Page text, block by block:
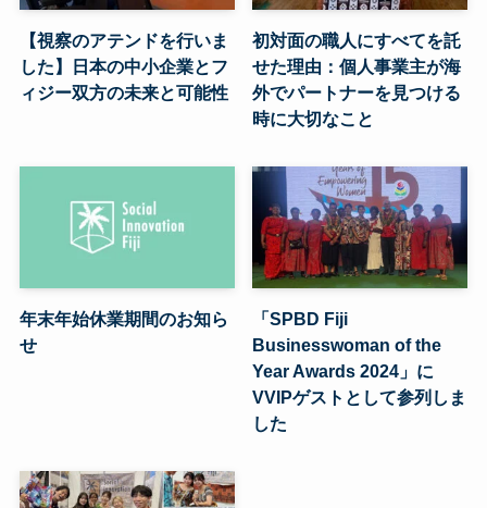
【視察のアテンドを行いま
した】日本の中小企業とフ
ィジー双方の未来と可能性
初対面の職人にすべてを託
せた理由：個人事業主が海
外でパートナーを見つける
時に大切なこと
年末年始休業期間のお知ら
せ
「SPBD Fiji
Businesswoman of the
Year Awards 2024」に
VVIPゲストとして参列しま
した